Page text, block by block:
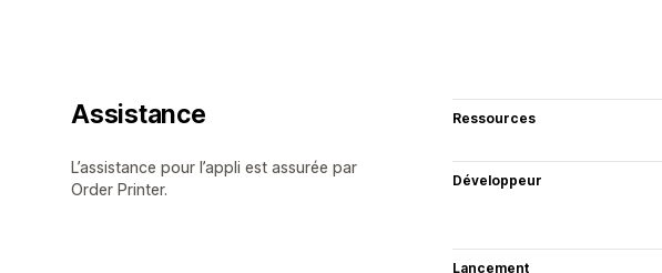
Assistance
L’assistance pour l’appli est assurée par
Order Printer.
Ressources
Développeur
Lancement